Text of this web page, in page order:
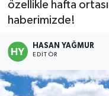
özellikle hafta
haberimizde!
HASAN YAĞMUR
EDITÖR
Kültür & Sanat
Magazin
Politika
Son Dakika
Haber Arşivi